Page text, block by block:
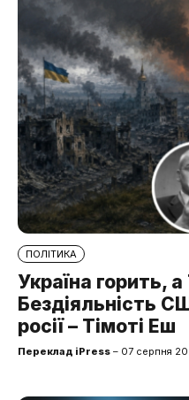
ПОЛІТИКА
Україна горить,
Бездіяльність
росії – Тімоті Еш
Переклад iPress – 07 серпня